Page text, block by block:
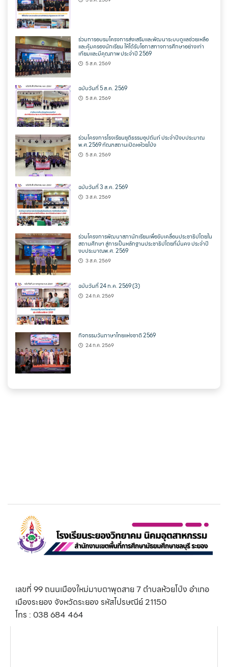
ร่วมการอบรมโครงการส่งเสริมและพัฒนาระบบดูแลช่วยเหลือ
และคุ้มครองนักเรียน ให้ได้รับโอกาสทางการศึกษาอย่างเท่า
เทียมและมีคุณภาพ ประจำปี 2569
5 ส.ค. 2569
ฉบับวันที่ 5 ส.ค. 2569
5 ส.ค. 2569
ร่วมโครงการโรงเรียนยุติธรรมอุปถัมภ์ ประจำปีงบประมาณ
พ.ศ.2569 ทัณฑสถานเปิดหห้วยโป่ง
5 ส.ค. 2569
ฉบับวันที่ 3 ส.ค. 2569
3 ส.ค. 2569
ร่วมโครงการพัฒนาสภานักเรียนเพื่อขับเคลื่อนประชาธิปไตยใน
สถานศึกษา สู่การเป็นหลักฐานประชาธิปไตยที่มั่นคง ประจำปี
งบประมาณพ.ศ. 2569
3 ส.ค. 2569
ฉบับวันที่ 24 ก.ค. 2569 (3)
24 ก.ค. 2569
กิจกรรมวันภาษาไทยแห่งชาติ 2569
24 ก.ค. 2569
เลขที่ 99 ถนนเมืองใหม่มาบตาพุดสาย 7 ตำบลห้วยโป่ง อำเภอ
เมืองระยอง จังหวัดระยอง รหัสไปรษณีย์ 21150
โทร : 038 684 464